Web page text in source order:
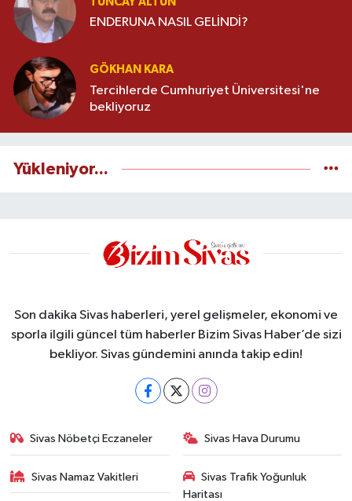
ENDERUNA NASIL GELİNDİ?
GÖKHAN KARA
Tercihlerde Cumhuriyet Üniversitesi'ne
bekliyoruz
Yükleniyor...
Son dakika Sivas haberleri, yerel gelişmeler, ekonomi ve
sporla ilgili güncel tüm haberler Bizim Sivas Haber’de sizi
bekliyor. Sivas gündemini anında takip edin!
Sivas Nöbetçi Eczaneler Sivas Hava Durumu
Sivas Namaz Vakitleri
Sivas Trafik Yoğunluk
Haritası